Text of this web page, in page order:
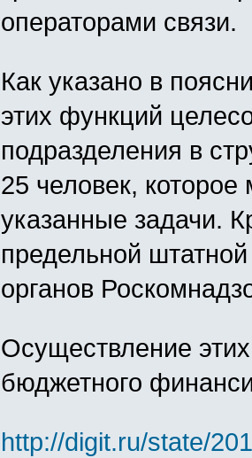
операторами связи.
Как указано в
этих функций
подразделения в
25 человек,
указанные задачи.
предельной
органов
Осуществление
бюджетного
http://digit.ru/state/